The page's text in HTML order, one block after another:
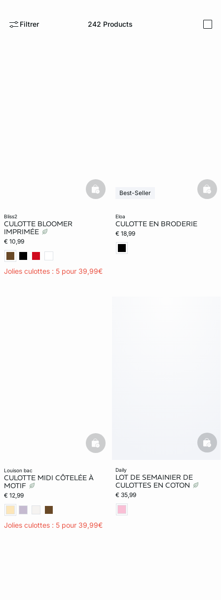
Filtrer 242 Products
bliss2
CULOTTE BLOOMER
IMPRIMÉE
€ 10,99
Jolies culottes : 5 pour 39,99€
basketfull
eloa
CULOTTE EN BRODERIE
€ 18,99
Best-Seller
louison bac
CULOTTE MIDI CÔTELÉE À
MOTIF
€ 12,99
Jolies culottes : 5 pour 39,99€
basketfull
daily
LOT DE SEMAINIER DE
CULOTTES EN COTON
€ 35,99